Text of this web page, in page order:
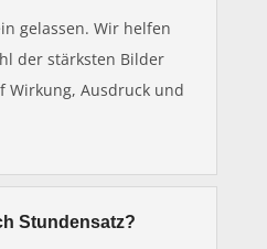
gelassen. Wir helfen
der stärksten Bilder
Wirkung, Ausdruck und
Stundensatz?